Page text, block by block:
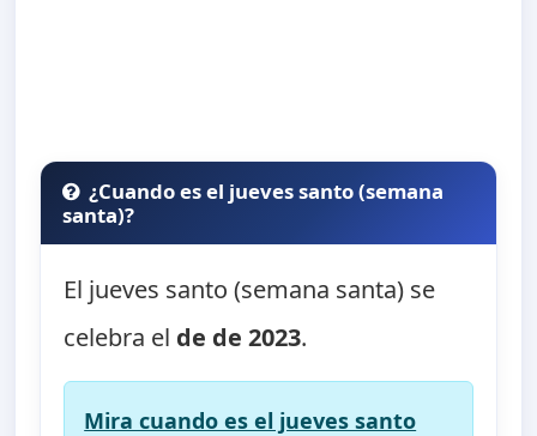
¿Cuando es el jueves santo (semana
santa)?
El jueves santo (semana santa) se
celebra el de de 2023.
Mira cuando es el jueves santo